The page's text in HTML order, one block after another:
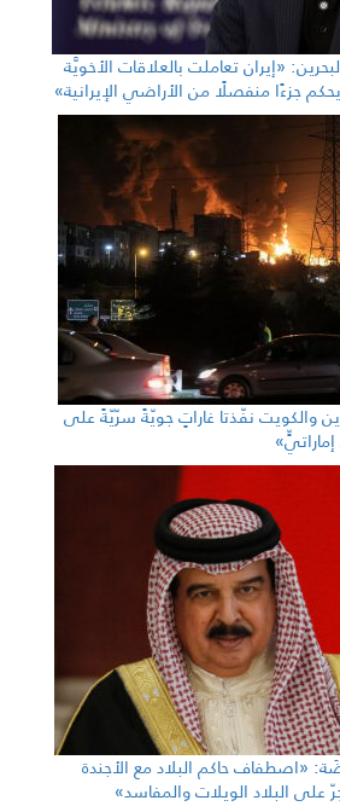
«إيران تعاملت بالعلاقات الأخويَّة
منفصلًا من الأراضي الإيرانية»
نفّذتا غاراتٍ جويّةً سرّيّةً على
«اصطفاف حاكم البلاد مع الأجندة
البلاد الويلات والمفاسد»